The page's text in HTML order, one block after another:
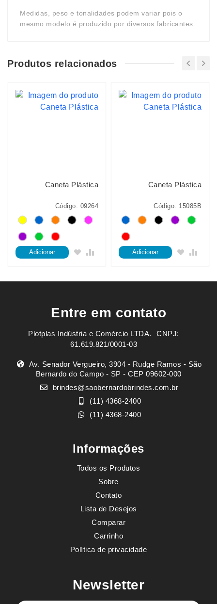
Medidas, peso e tonalidades podem variar pois o
mesmo modelo é produzido por diversos fabricantes.
Produtos relacionados
Caneta Plástica
Código: 09264
Adicionar
Caneta Plástica
Código: 15085B
Adicionar
Entre em contato
Plotplas Indústria e Comércio LTDA. ㅤㅤㅤ CNPJ:
61.619.821/0001-03
Av. Senador Vergueiro, 3904 - Rudge Ramos - São
Bernardo do Campo - SP - CEP 09602-000
brindes@saobernardobrindes.com.br
(11) 4368-2400
(11) 4368-2400
Informações
Todos os Produtos
Sobre
Contato
Lista de Desejos
Comparar
Carrinho
Política de privacidade
Newsletter